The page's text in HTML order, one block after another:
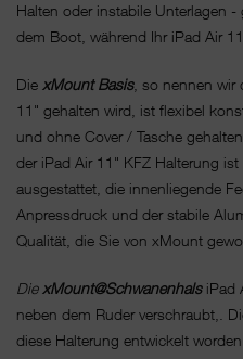
Halten oder instabile Unterlagen
dem Boot, während Ihr iPad Air
Die xMount Basis, so nennen wir
11" gehalten wird, ist flexibel
und ohne Cover / Tasche
der iPad Air 11" KFZ Halterung
ausgestattet, die innenliegende
Anpressdruck und der stabile
Qualität, die Sie von xMount
Die xMount@Schwanenhals iPad
neben dem Ruder verschraubt,.
diese Halterung entwickelt